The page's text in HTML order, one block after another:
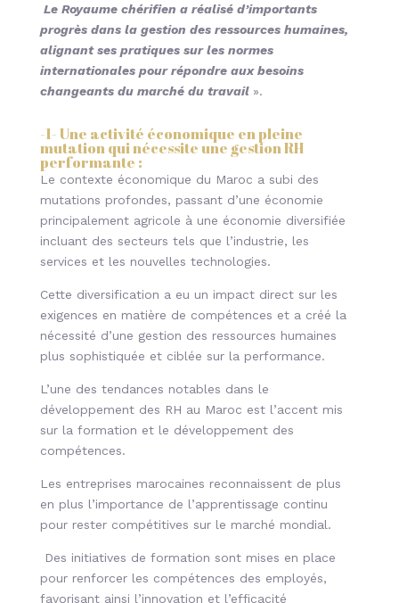
Le Royaume chérifien a réalisé d’importants
progrès dans la gestion des ressources humaines,
alignant ses pratiques sur les normes
internationales pour répondre aux besoins
changeants du marché du travail ».
-1-Une activité économique en pleine
mutation qui nécessite une gestion RH
performante :
Le contexte économique du Maroc a subi des
mutations profondes, passant d’une économie
principalement agricole à une économie diversifiée
incluant des secteurs tels que l’industrie, les
services et les nouvelles technologies.
Cette diversification a eu un impact direct sur les
exigences en matière de compétences et a créé la
nécessité d’une gestion des ressources humaines
plus sophistiquée et ciblée sur la performance.
L’une des tendances notables dans le
développement des RH au Maroc est l’accent mis
sur la formation et le développement des
compétences.
Les entreprises marocaines reconnaissent de plus
en plus l’importance de l’apprentissage continu
pour rester compétitives sur le marché mondial.
Des initiatives de formation sont mises en place
pour renforcer les compétences des employés,
favorisant ainsi l’innovation et l’efficacité